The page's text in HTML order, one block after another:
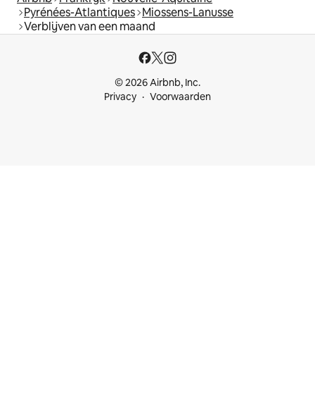
Pyrénées-Atlantiques Miossens-Lanusse
Verblijven van een maand
© 2026 Airbnb, Inc.
Privacy
Voorwaarden